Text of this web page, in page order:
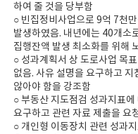
하여 줄 것을 당부함
○ 빈집정비사업으로 9억 7천
발생하였음. 내년에는 40개소
집행잔액 발생 최소화를 위해
○ 성과계획서 상 도로사업 목
없음. 사유 설명을 요구하고
않아야 함을 강조함
○ 부동산 지도점검 성과지표
요구하고 관련 자료 제출을 요
○ 개인형 이동장치 관련 성과